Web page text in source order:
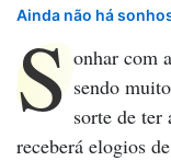
Ainda não há
S onhar com
sendo
sorte de ter
receberá elogios